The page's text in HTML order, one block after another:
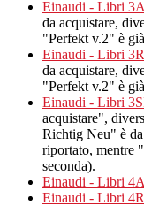
Einaudi - Libri
da acquistare,
"Perfekt v.2" è
Einaudi - Libri
da acquistare,
"Perfekt v.2" è
Einaudi - Libri
acquistare",
Richtig Neu" è da
riportato, mentre
seconda).
Einaudi - Libri
Einaudi - Libri